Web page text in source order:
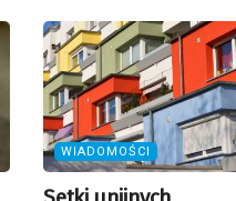
WIADOMOŚCI